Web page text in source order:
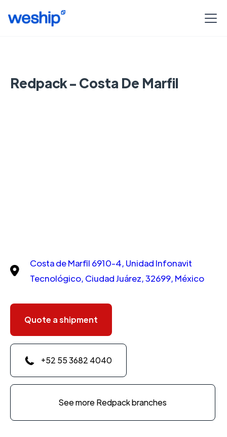
Redpack - Costa De Marfil
Costa de Marfil 6910-4, Unidad Infonavit
Tecnológico, Ciudad Juárez, 32699, México
Quote a shipment
+52 55 3682 4040
See more Redpack branches